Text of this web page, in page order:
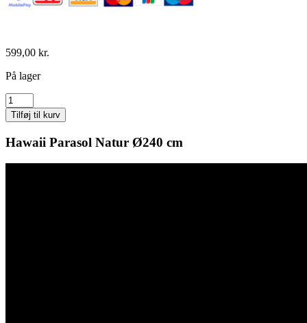
599,00 kr.
På lager
Hawaii
Parasol
Natur
Ø240
cm
Tilføj til kurv
Hawaii Parasol Natur Ø240 cm